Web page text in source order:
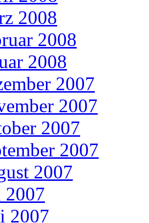
2008
2008
2008
2007
2007
2007
2007
2007
2007
2007